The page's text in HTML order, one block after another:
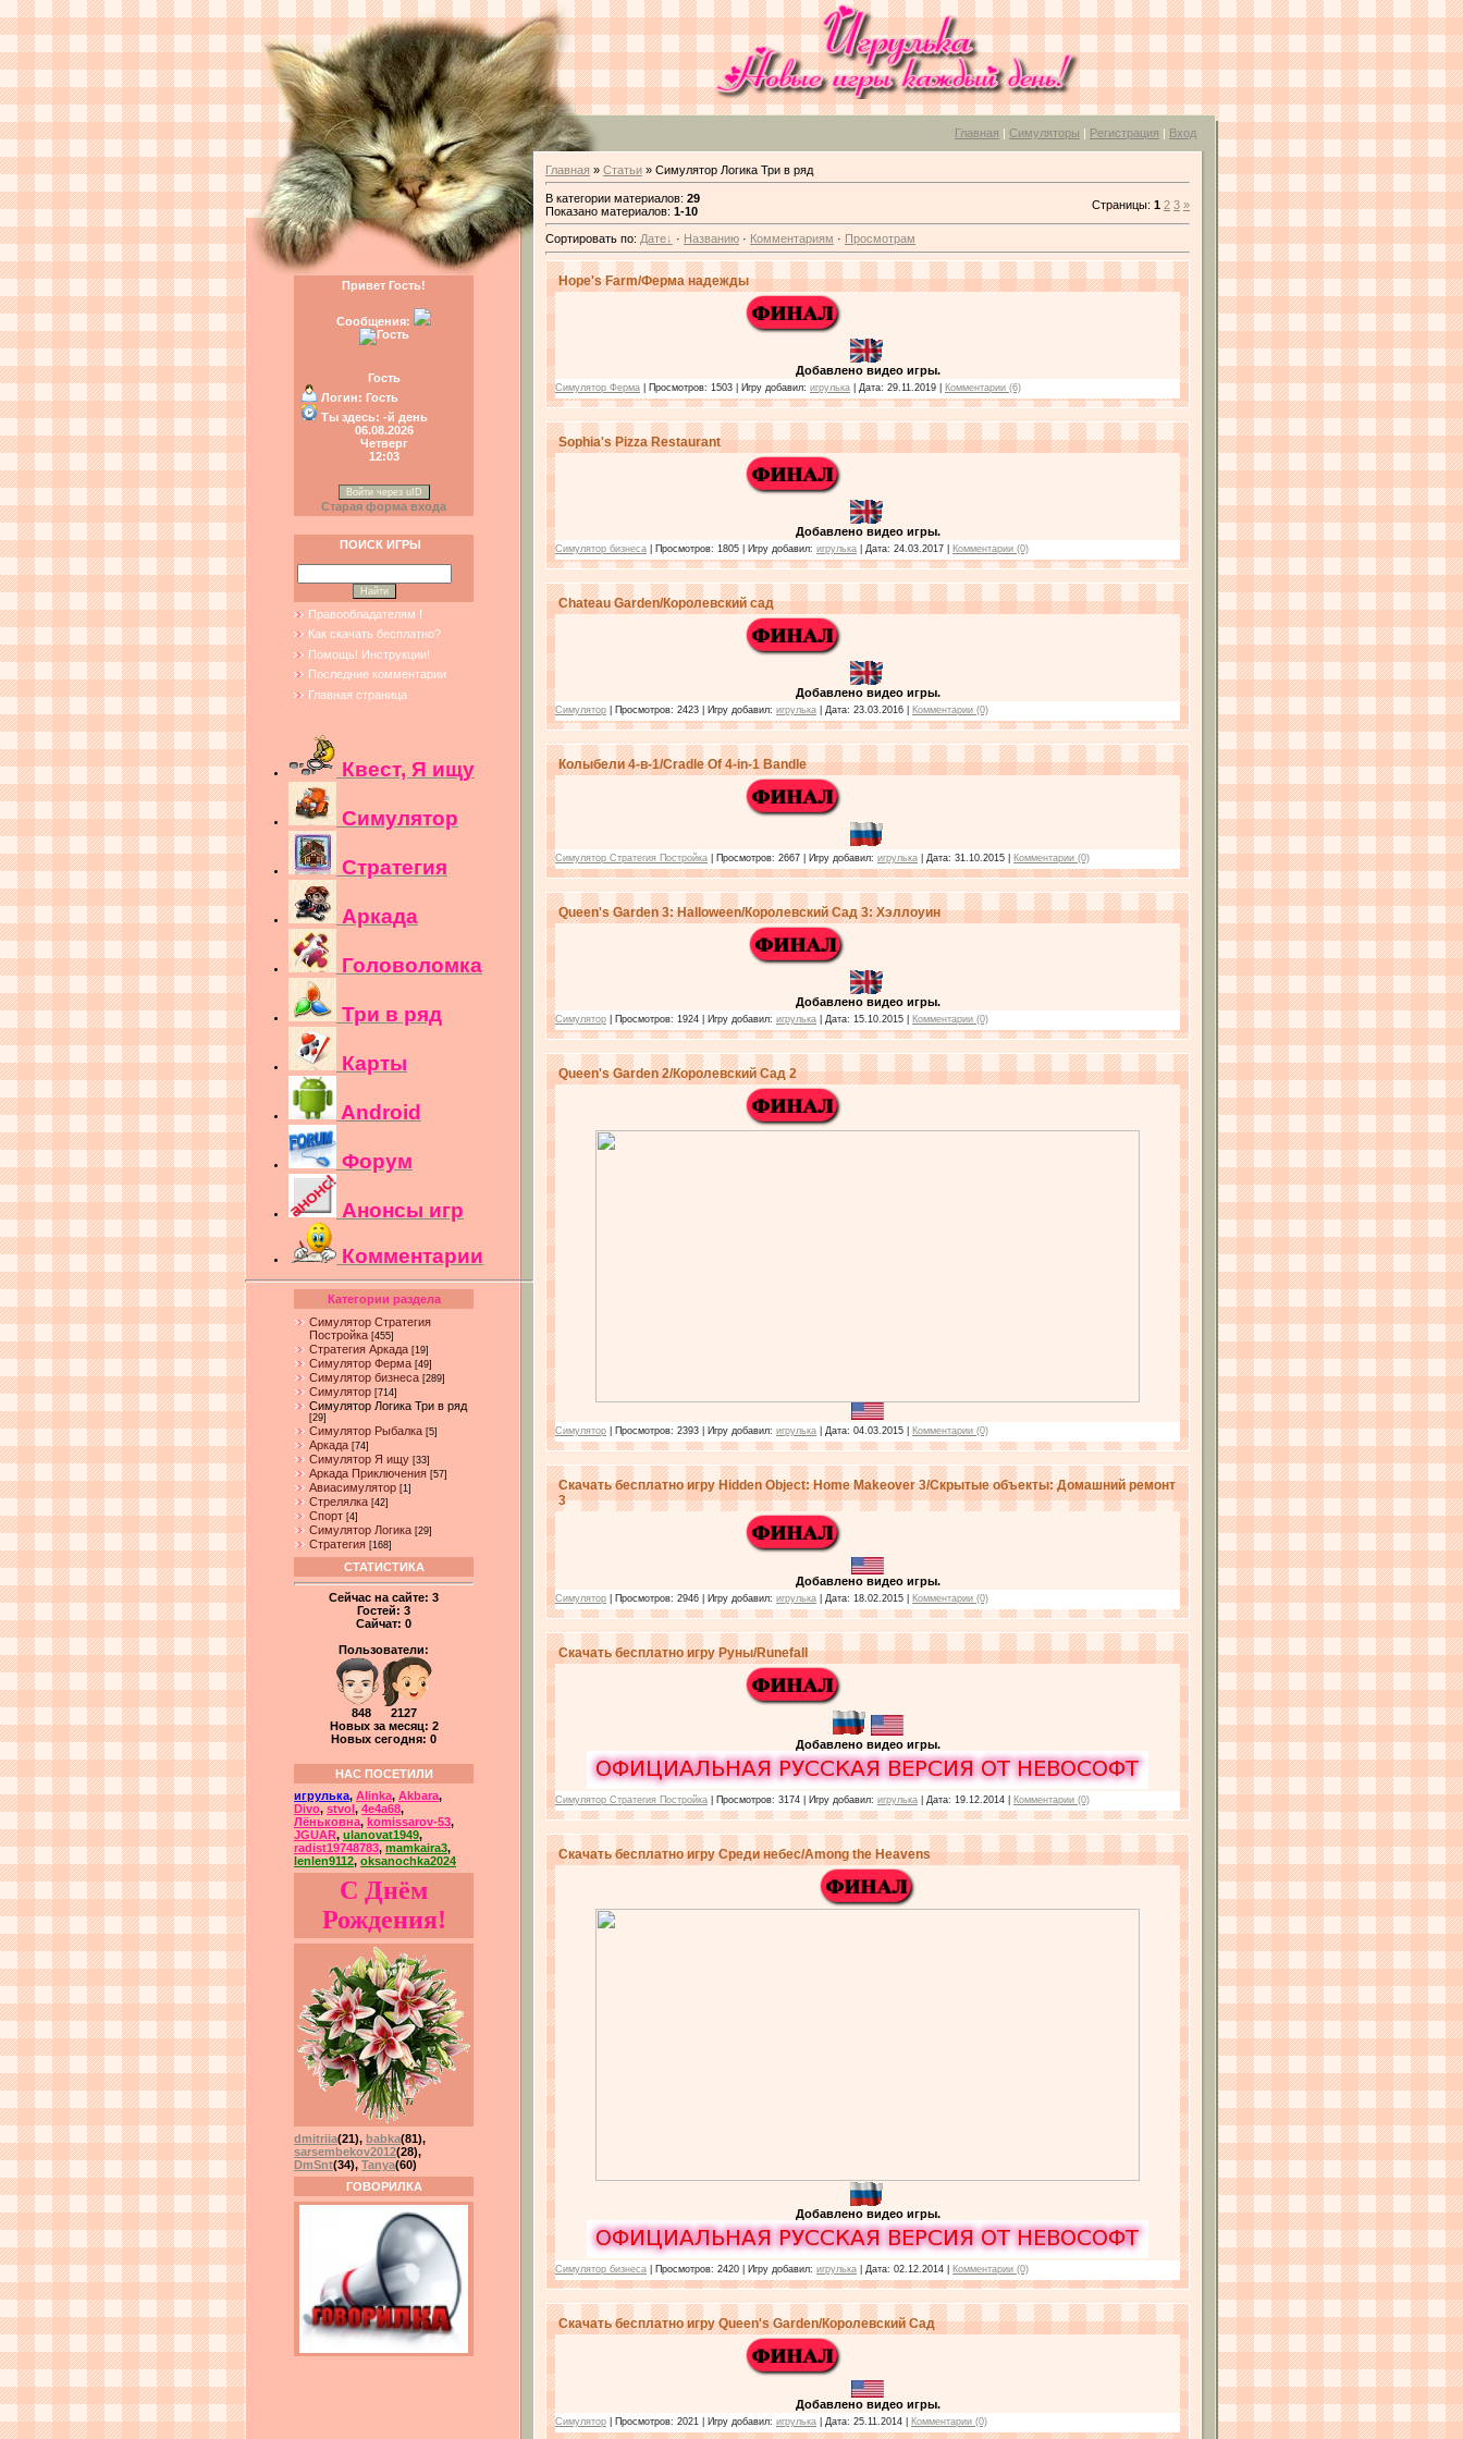
Главная | Симуляторы | Регистрация | Вход
Привет Гость!
Сообщения:
Гость
Логин: Гость
Ты здесь: -й день
06.08.2026
Четверг
12:03
Войти через uID
Старая форма входа
ПОИСК ИГРЫ
Правообладателям !
Как скачать бесплатно?
Помощь! Инструкции!
Последние комментарии
Главная страница
Квест, Я ищу
Симулятор
Стратегия
Аркада
Головоломка
Три в ряд
Карты
Android
Форум
Анонсы игр
Комментарии
Категории раздела
Симулятор Стратегия
Постройка [455]
Стратегия Аркада [19]
Симулятор Ферма [49]
Симулятор бизнеса [289]
Симулятор [714]
Симулятор Логика Три в ряд
[29]
Симулятор Рыбалка [5]
Аркада [74]
Симулятор Я ищу [33]
Аркада Приключения [57]
Авиасимулятор [1]
Стрелялка [42]
Спорт [4]
Симулятор Логика [29]
Стратегия [168]
СТАТИСТИКА
Сейчас на сайте: 3
Гостей: 3
Сайчат: 0
Пользователи:
848 2127
Новых за месяц: 2
Новых сегодня: 0
НАС ПОСЕТИЛИ
игрулька, Alinka, Akbara,
Divo, stvol , 4e4a68,
Лёньковна, komissarov-53,
JGUAR, ulanovat1949,
radist19748783, mamkaira3,
lenlen9112, oksanochka2024
С Днём
Рождения!
dmitriia(21), babka(81),
sarsembekov2012(28),
DmSnt(34), Tanya(60)
ГОВОРИЛКА
Главная » Статьи » Симулятор Логика Три в ряд
В категории материалов: 29
Показано материалов: 1-10 Страницы: 1 2 3 »
Сортировать по: Дате · Названию · Комментариям · Просмотрам
Hope's Farm/Ферма надежды
Добавлено видео игры.
Симулятор Ферма | Просмотров: 1503 | Игру добавил: игрулька | Дата: 29.11.2019 Комментарии (6)
Sophia's Pizza Restaurant
Добавлено видео игры.
Симулятор бизнеса | Просмотров: 1805 | Игру добавил: игрулька | Дата: 24.03.2017 Комментарии (0)
Chateau Garden/Королевский сад
Добавлено видео игры.
Симулятор | Просмотров: 2423 | Игру добавил: игрулька | Дата: 23.03.2016 Комментарии (0)
Колыбели 4-в-1/Cradle Of 4-in-1 Bandle
Симулятор Стратегия Постройка | Просмотров: 2667 | Игру добавил: игрулька | Дата: 31.10.2015 Комментарии (0)
Queen's Garden 3: Halloween/Королевский Сад 3: Хэллоуин
Добавлено видео игры.
Симулятор | Просмотров: 1924 | Игру добавил: игрулька | Дата: 15.10.2015 Комментарии (0)
Queen's Garden 2/Королевский Сад 2
Симулятор | Просмотров: 2393 | Игру добавил: игрулька | Дата: 04.03.2015 Комментарии (0)
Скачать бесплатно игру Hidden Object: Home Makeover 3/Скрытые объекты: Домашний ремонт
3
Добавлено видео игры.
Симулятор | Просмотров: 2946 | Игру добавил: игрулька | Дата: 18.02.2015 Комментарии (0)
Скачать бесплатно игру Руны/Runefall
Добавлено видео игры.
Симулятор Стратегия Постройка | Просмотров: 3174 | Игру добавил: игрулька | Дата: 19.12.2014 Комментарии (0)
Скачать бесплатно игру Среди небес/Among the Heavens
Добавлено видео игры.
Симулятор бизнеса | Просмотров: 2420 | Игру добавил: игрулька | Дата: 02.12.2014 Комментарии (0)
Скачать бесплатно игру Queen's Garden/Королевский Сад
Добавлено видео игры.
Симулятор | Просмотров: 2021 | Игру добавил: игрулька | Дата: 25.11.2014 Комментарии (0)